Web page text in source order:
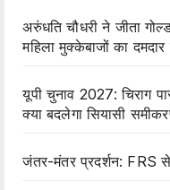
अरुंधति चौधरी ने जीता
महिला मुक्केबाजों का दमदार
यूपी चुनाव 2027: चिराग
क्या बदलेगा सियासी
जंतर-मंतर प्रदर्शन: FRS